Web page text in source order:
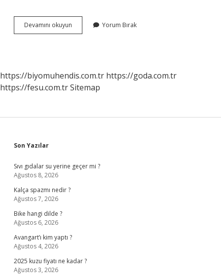
Devamını okuyun Propriosepsiyon
Duyu
Yorum Bırak
https://biyomuhendis.com.tr https://goda.com.tr
https://fesu.com.trSitemap
Sidebar
Son Yazılar
Sıvı gıdalar su yerine geçer mi ?
Ağustos 8, 2026
Kalça spazmı nedir ?
Ağustos 7, 2026
Bike hangi dilde ?
Ağustos 6, 2026
Avangart’ı kim yaptı ?
Ağustos 4, 2026
2025 kuzu fiyatı ne kadar ?
Ağustos 3, 2026